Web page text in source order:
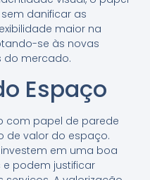
danificar as
maior na
se às novas
do mercado.
Espaço
com papel de parede
de valor do espaço.
em uma boa
podem justificar